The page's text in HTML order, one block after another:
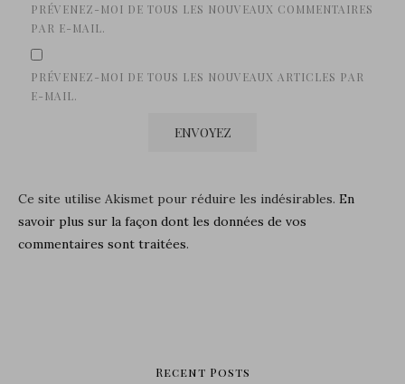
PRÉVENEZ-MOI DE TOUS LES NOUVEAUX COMMENTAIRES
PAR E-MAIL.
PRÉVENEZ-MOI DE TOUS LES NOUVEAUX ARTICLES PAR
E-MAIL.
Ce site utilise Akismet pour réduire les indésirables. En
savoir plus sur la façon dont les données de vos
commentaires sont traitées.
Recent Posts